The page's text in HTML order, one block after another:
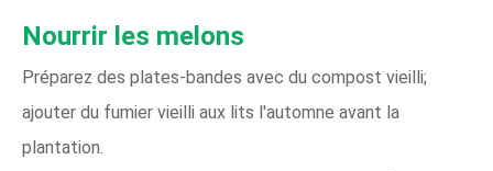
Nourrir les melons
Préparez des plates-bandes avec du compost vieilli;
ajouter du fumier vieilli aux lits l'automne avant la
plantation.